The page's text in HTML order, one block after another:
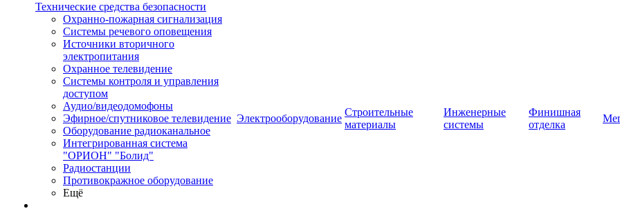
Технические средства безопасности
Охранно-пожарная сигнализация
Системы речевого оповещения
Источники вторичного
электропитания
Охранное телевидение
Системы контроля и управления
доступом
Аудио/видеодомофоны
Эфирное/спутниковое телевидение
Оборудование радиоканальное
Интегрированная система
"ОРИОН" "Болид"
Радиостанции
Противокражное оборудование
Ещё
Электрооборудование
Строительные
материалы
Инженерные
системы
Финишная
отделка